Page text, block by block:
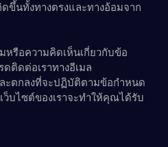
ดขึ้นทั้งทางตรงและทางอ้อมจาก
หรือความคิดเห็นเกี่ยวกับข้อ
ติดต่อเราทางอีเมล
ะตกลงที่จะปฏิบัติตามข้อกำหนด
เว็บไซต์ของเราจะทำให้คุณได้รับ